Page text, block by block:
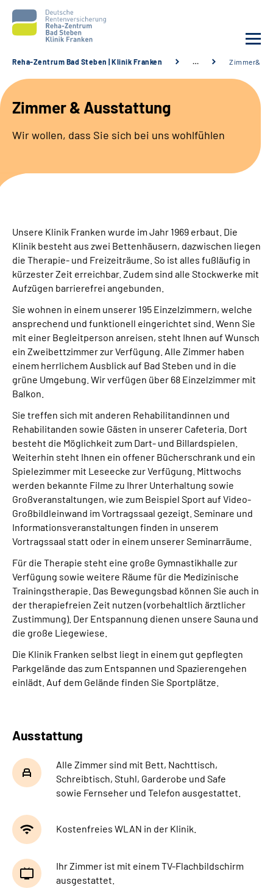
Unsere Klinik
Unsere Angebote
Suche
Leichte Sprache
Gebärdensprache
Reha-Zentrum Bad Steben | Klinik Franken … Zimmer&
Zimmer & Ausstattung
Wir wollen, dass Sie sich bei uns wohlfühlen
Unsere Klinik Franken wurde im Jahr 1969 erbaut. Die
Klinik besteht aus zwei Bettenhäusern, dazwischen liegen
die Therapie- und Freizeiträume. So ist alles fußläufig in
kürzester Zeit erreichbar. Zudem sind alle Stockwerke mit
Aufzügen barrierefrei angebunden.
Sie wohnen in einem unserer 195 Einzelzimmern, welche
ansprechend und funktionell eingerichtet sind. Wenn Sie
mit einer Begleitperson anreisen, steht Ihnen auf Wunsch
ein Zweibettzimmer zur Verfügung. Alle Zimmer haben
einem herrlichem Ausblick auf Bad Steben und in die
grüne Umgebung. Wir verfügen über 68 Einzelzimmer mit
Balkon.
Sie treffen sich mit anderen Rehabilitandinnen und
Rehabilitanden sowie Gästen in unserer Cafeteria. Dort
besteht die Möglichkeit zum Dart- und Billardspielen.
Weiterhin steht Ihnen ein offener Bücherschrank und ein
Spielezimmer mit Leseecke zur Verfügung. Mittwochs
werden bekannte Filme zu Ihrer Unterhaltung sowie
Großveranstaltungen, wie zum Beispiel Sport auf Video-
Großbildleinwand im Vortragssaal gezeigt. Seminare und
Informationsveranstaltungen finden in unserem
Vortragssaal statt oder in einem unserer Seminarräume.
Für die Therapie steht eine große Gymnastikhalle zur
Verfügung sowie weitere Räume für die Medizinische
Trainingstherapie. Das Bewegungsbad können Sie auch in
der therapiefreien Zeit nutzen (vorbehaltlich ärztlicher
Zustimmung). Der Entspannung dienen unsere Sauna und
die große Liegewiese.
Die Klinik Franken selbst liegt in einem gut gepflegten
Parkgelände das zum Entspannen und Spazierengehen
einlädt. Auf dem Gelände finden Sie Sportplätze.
Ausstattung
Alle Zimmer sind mit Bett, Nachttisch,
Schreibtisch, Stuhl, Garderobe und Safe
sowie Fernseher und Telefon ausgestattet.
Kostenfreies WLAN in der Klinik.
Ihr Zimmer ist mit einem TV-Flachbildschirm
ausgestattet.